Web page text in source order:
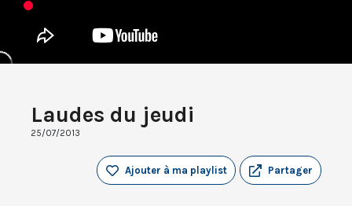
Laudes du jeudi
25/07/2013
Partager
Ajouter à ma playlist